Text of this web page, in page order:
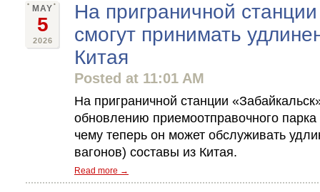
MAY
5
2026
На приграничной
смогут принимать
Китая
Posted at 11:01 AM
На приграничной станции
обновлению приемоотправочного парка
чему теперь он может обслуживать
вагонов) составы из Китая.
Read more →